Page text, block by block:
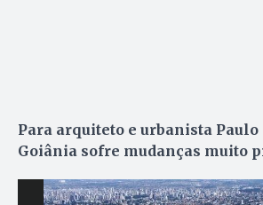
Para arquiteto e urbanista Paulo
Goiânia sofre mudanças muito